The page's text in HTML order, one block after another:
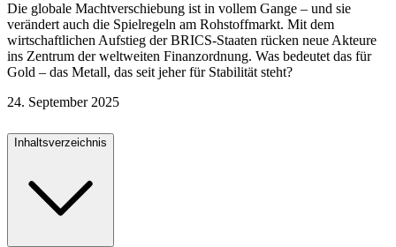
Die globale Machtverschiebung ist in vollem Gange – und sie
verändert auch die Spielregeln am Rohstoffmarkt. Mit dem
wirtschaftlichen Aufstieg der BRICS-Staaten rücken neue Akteure
ins Zentrum der weltweiten Finanzordnung. Was bedeutet das für
Gold – das Metall, das seit jeher für Stabilität steht?
24. September 2025
Inhaltsverzeichnis